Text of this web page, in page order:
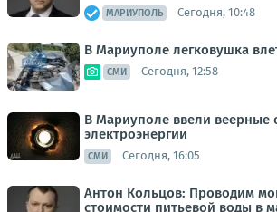
МАРИУПОЛЬ Сегодня, 10:48
В Мариуполе легковушка
СМИ Сегодня, 12:58
В Мариуполе ввели веерные
электроэнергии
СМИ Сегодня, 16:05
Антон Кольцов: Проводим
стоимости питьевой воды в